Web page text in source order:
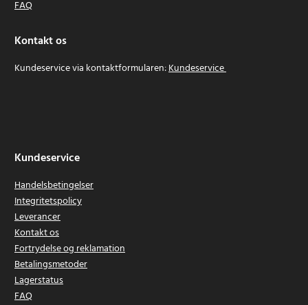
FAQ
Kontakt os
Kundeservice via kontaktformularen:Kundeservice
Kundeservice
Handelsbetingelser
Integritetspolicy
Leverancer
Kontakt os
Fortrydelse og reklamation
Betalingsmetoder
Lagerstatus
FAQ